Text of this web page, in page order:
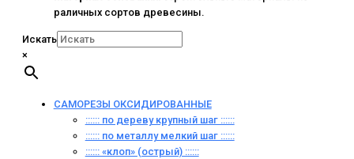
раличных сортов древесины.
Искать
×
САМОРЕЗЫ ОКСИДИРОВАННЫЕ
:::::: по дереву крупный шаг ::::::
:::::: по металлу мелкий шаг ::::::
:::::: «клоп» (острый) ::::::